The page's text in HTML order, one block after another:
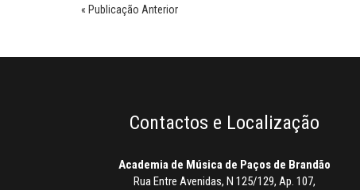
« Publicação Anterior
Contactos e Localização
Academia de Música de Paços de Brandão
Rua Entre Avenidas, N 125/129, Ap. 107,